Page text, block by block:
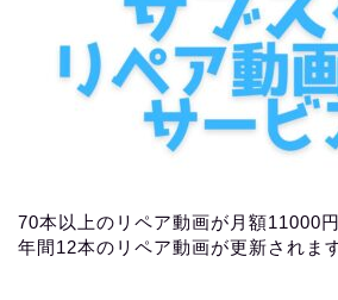
70本以上のリペア動画が月額11000円
年間12本のリペア動画が更新されます